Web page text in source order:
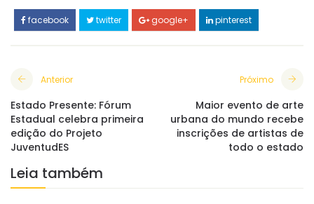
facebook twitter google+ pinterest
Anterior
Estado Presente: Fórum
Estadual celebra primeira
edição do Projeto
JuventudES
Próximo
Maior evento de arte
urbana do mundo recebe
inscrições de artistas de
todo o estado
Leia também